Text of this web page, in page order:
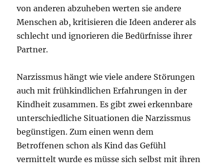
von anderen abzuheben werten sie andere
Menschen ab, kritisieren die Ideen anderer als
schlecht und ignorieren die Bedürfnisse ihrer
Partner.
Narzissmus hängt wie viele andere Störungen
auch mit frühkindlichen Erfahrungen in der
Kindheit zusammen. Es gibt zwei erkennbare
unterschiedliche Situationen die Narzissmus
begünstigen. Zum einen wenn dem
Betroffenen schon als Kind das Gefühl
vermittelt wurde es müsse sich selbst mit ihren